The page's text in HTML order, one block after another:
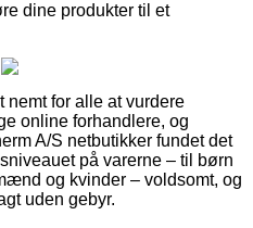
dine produkter til et
nemt for alle at vurdere
online forhandlere, og
A/S netbutikker fundet det
på varerne – til børn
og kvinder – voldsomt, og
uden gebyr.